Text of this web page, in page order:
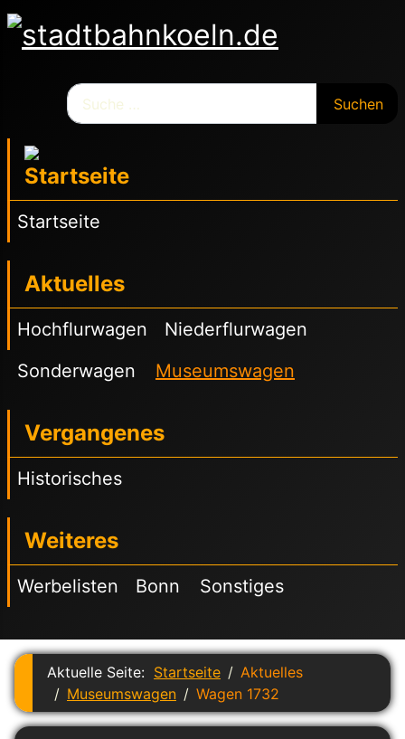
Suchen
Startseite
Aktuelles
Hochflurwagen
Niederflurwagen
Sonderwagen
Museumswagen
Vergangenes
Historisches
Weiteres
Werbelisten Bonn Sonstiges
Aktuelle Seite: Startseite
Aktuelles
Museumswagen
Wagen 1732